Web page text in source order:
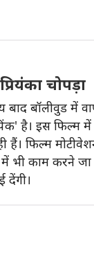
चोपड़ा
बॉलीवुड में
है। इस फिल्म में
हैं। फिल्म
भी काम करने जा
देंगी।